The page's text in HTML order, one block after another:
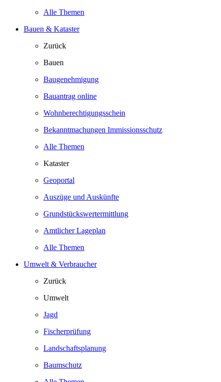
Alle Themen
Bauen & Kataster
Zurück
Bauen
Baugenehmigung
Bauantrag online
Wohnberechtigungsschein
Bekanntmachungen Immissionsschutz
Alle Themen
Kataster
Geoportal
Auszüge und Auskünfte
Grundstückswertermittlung
Amtlicher Lageplan
Alle Themen
Umwelt & Verbraucher
Zurück
Umwelt
Jagd
Fischerprüfung
Landschaftsplanung
Baumschutz